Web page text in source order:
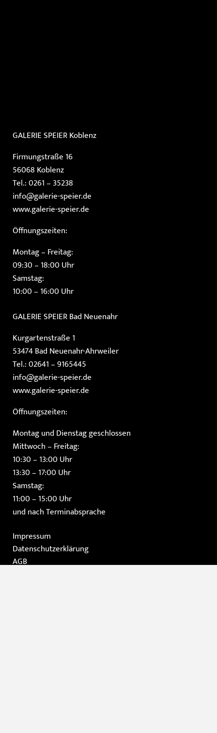
GALERIE SPEIERKoblenz
Firmungstraße 16
56068 Koblenz
Tel.: 0261 – 35238
info@galerie-speier.de
www.galerie-speier.de
Öffnungszeiten:
Montag – Freitag:
09:30 – 18:00 Uhr
Samstag:
10:00 – 16:00 Uhr
GALERIE SPEIERBad Neuenahr
Kurgartenstraße 1
53474 Bad Neuenahr-Ahrweiler
Tel.: 02641 – 9165445
info@galerie-speier.de
www.galerie-speier.de
Öffnungszeiten:
Montag und Dienstag geschlossen
Mittwoch – Freitag:
10:30 – 13:00 Uhr
13:30 – 17:00 Uhr
Samstag:
11:00 – 15:00 Uhr
und nach Terminabsprache
Impressum
Datenschutzerklärung
AGB